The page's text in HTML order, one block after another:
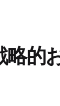
略的